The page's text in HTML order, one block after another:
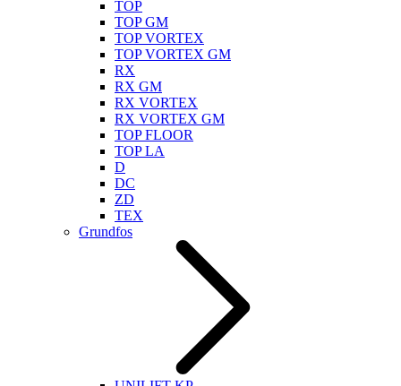
TOP
TOP GM
TOP VORTEX
TOP VORTEX GM
RX
RX GM
RX VORTEX
RX VORTEX GM
TOP FLOOR
TOP LA
D
DC
ZD
TEX
Grundfos